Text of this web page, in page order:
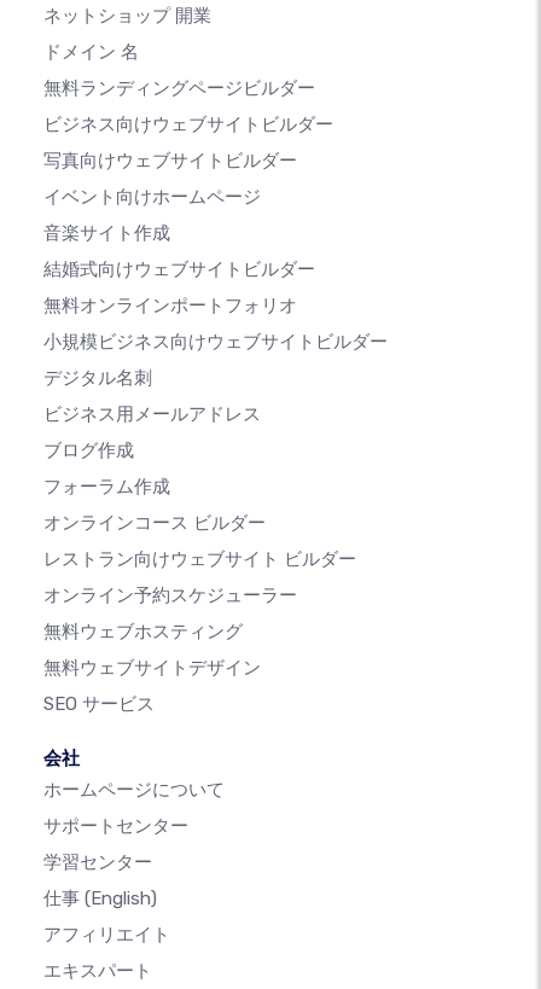
ネットショップ 開業
ドメイン 名
無料ランディングページビルダー
ビジネス向けウェブサイトビルダー
写真向けウェブサイトビルダー
イベント向けホームページ
音楽サイト作成
結婚式向けウェブサイトビルダー
無料オンラインポートフォリオ
小規模ビジネス向けウェブサイトビルダー
デジタル名刺
ビジネス用メールアドレス
ブログ作成
フォーラム作成
オンラインコース ビルダー
レストラン向けウェブサイト ビルダー
オンライン予約スケジューラー
無料ウェブホスティング
無料ウェブサイトデザイン
SEO サービス
会社
ホームページについて
サポートセンター
学習センター
仕事 (English)
アフィリエイト
エキスパート